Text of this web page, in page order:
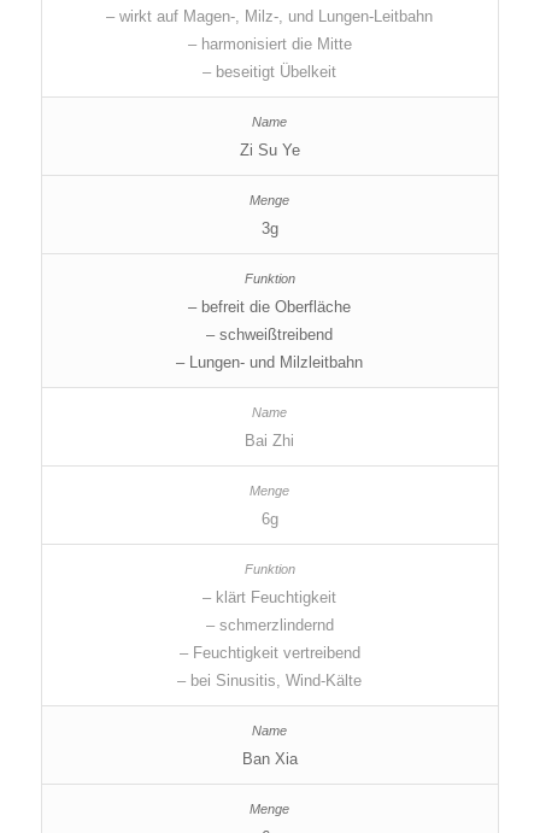
– wirkt auf Magen-, Milz-, und Lungen-Leitbahn
– harmonisiert die Mitte
– beseitigt Übelkeit
Zi Su Ye
3g
– befreit die Oberfläche
– schweißtreibend
– Lungen- und Milzleitbahn
Bai Zhi
6g
– klärt Feuchtigkeit
– schmerzlindernd
– Feuchtigkeit vertreibend
– bei Sinusitis, Wind-Kälte
Ban Xia